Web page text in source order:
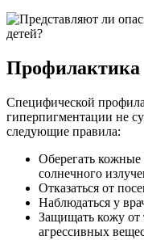
Профилактика
Специфической
гиперпигментации не
следующие правила:
Оберегать кожные
солнечного
Отказаться от
Наблюдаться у
Защищать кожу от
агрессивных